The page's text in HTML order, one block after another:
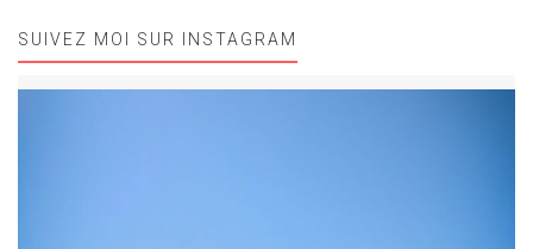
SUIVEZ MOI SUR INSTAGRAM